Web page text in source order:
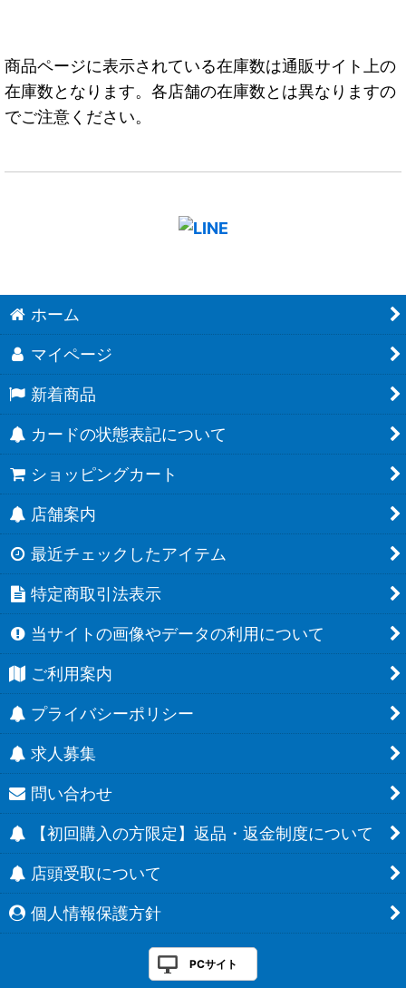
商品ページに表示されている在庫数は通販サイト上の
在庫数となります。各店舗の在庫数とは異なりますの
でご注意ください。
ホーム
マイページ
新着商品
カードの状態表記について
ショッピングカート
店舗案内
最近チェックしたアイテム
特定商取引法表示
当サイトの画像やデータの利用について
ご利用案内
プライバシーポリシー
求人募集
問い合わせ
【初回購入の方限定】返品・返金制度について
店頭受取について
個人情報保護方針
PCサイト